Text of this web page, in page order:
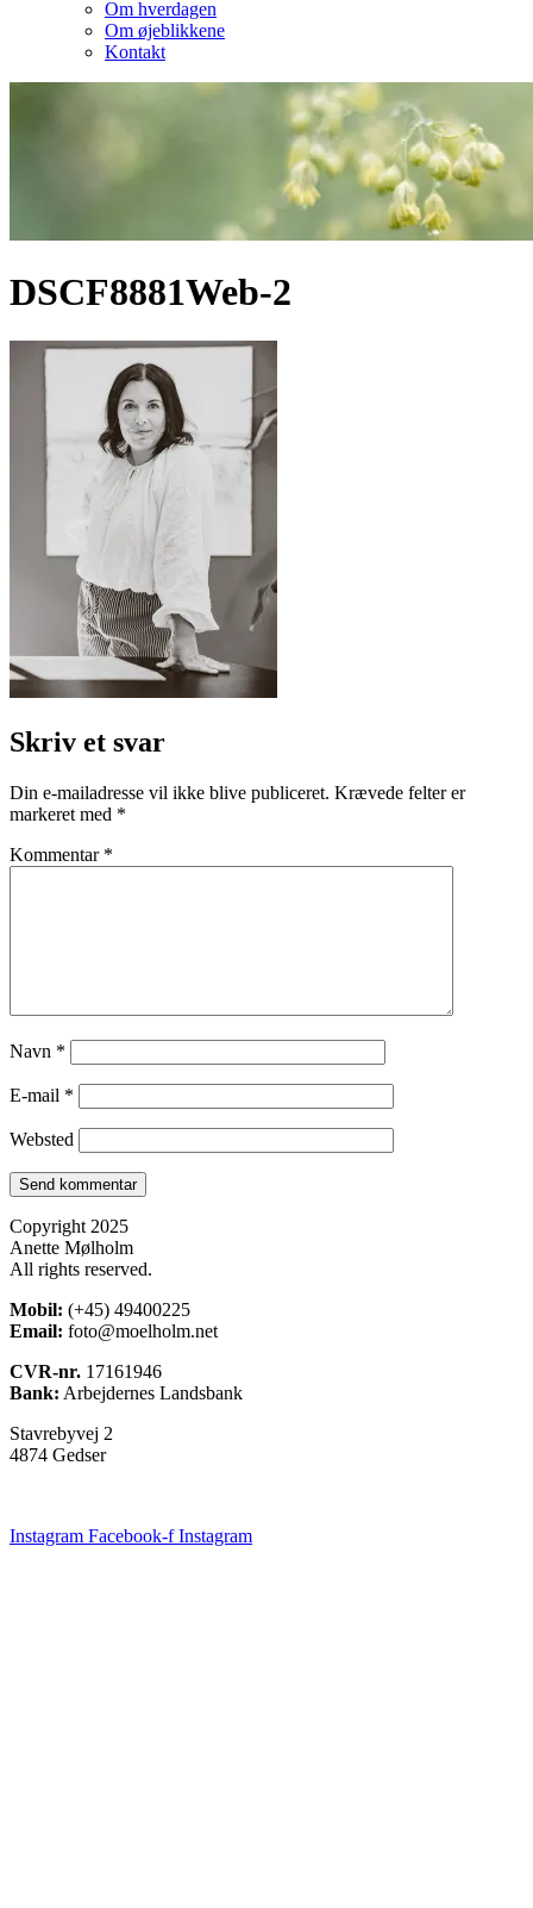
Om hverdagen
Om øjeblikkene
Kontakt
DSCF8881Web-2
Skriv et svar
Din e-mailadresse vil ikke blive publiceret. Krævede felter er
markeret med *
Kommentar *
Navn *
E-mail *
Websted
Copyright 2025
Anette Mølholm
All rights reserved.
Mobil: (+45) 49400225
Email: foto@moelholm.net
CVR-nr. 17161946
Bank: Arbejdernes Landsbank
Stavrebyvej 2
4874 Gedser
Instagram Facebook-f Instagram